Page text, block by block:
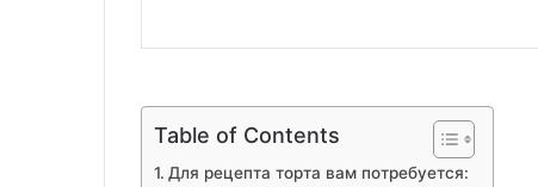
Table of Contents
Для рецепта торта вам потребуется: